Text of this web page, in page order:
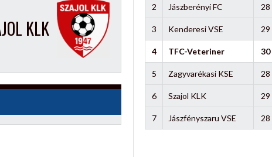
KLK
2 Jászberényi FC 28
3 Kenderesi VSE 29
4 TFC-Veteriner 30
5 Zagyvarékasi KSE 28
6 Szajol KLK 29
7 Jászfényszaru VSE 28